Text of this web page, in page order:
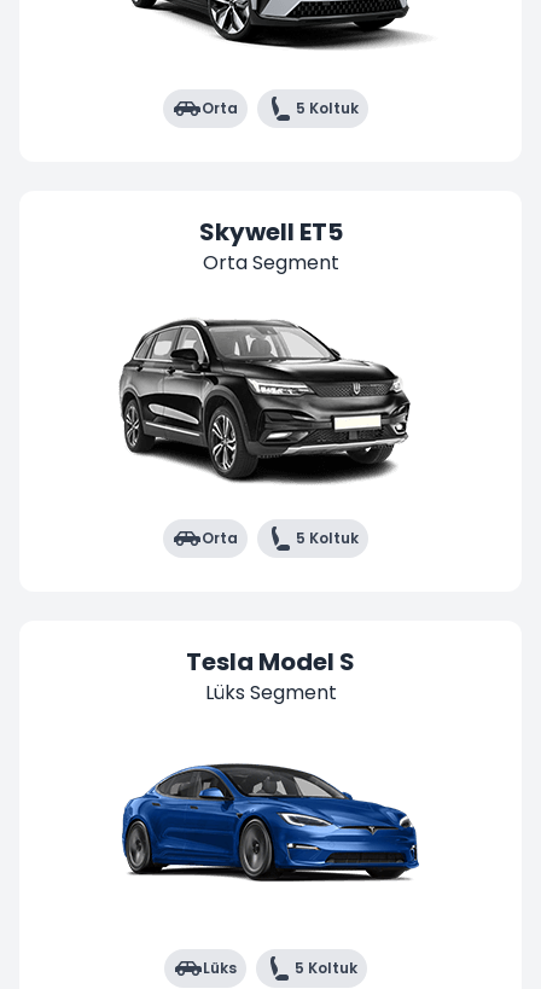
Orta 5 Koltuk
Skywell ET5
Orta Segment
Orta 5 Koltuk
Tesla Model S
Lüks Segment
Lüks 5 Koltuk